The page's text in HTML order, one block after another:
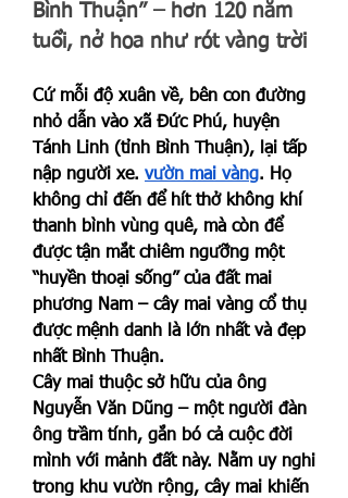
Bình Thuận” – hơn 120 năm
tuổi, nở hoa như rót vàng trời
Cứ mỗi độ xuân về, bên con đường
nhỏ dẫn vào xã Đức Phú, huyện
Tánh Linh (tỉnh Bình Thuận), lại tấp
nập người xe. vườn mai vàng. Họ
không chỉ đến để hít thở không khí
thanh bình vùng quê, mà còn để
được tận mắt chiêm ngưỡng một
“huyền thoại sống” của đất mai
phương Nam – cây mai vàng cổ thụ
được mệnh danh là lớn nhất và đẹp
nhất Bình Thuận.
Cây mai thuộc sở hữu của ông
Nguyễn Văn Dũng – một người đàn
ông trầm tính, gắn bó cả cuộc đời
mình với mảnh đất này. Nằm uy nghi
trong khu vườn rộng, cây mai khiến